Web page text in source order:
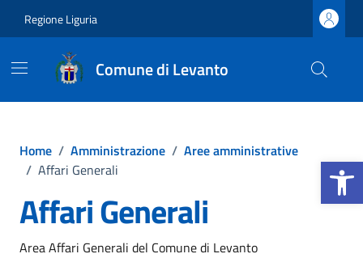
Apri la
Regione Liguria
Comune di Levanto
Home / Amministrazione / Aree amministrative
/ Affari Generali
Affari Generali
Area Affari Generali del Comune di Levanto